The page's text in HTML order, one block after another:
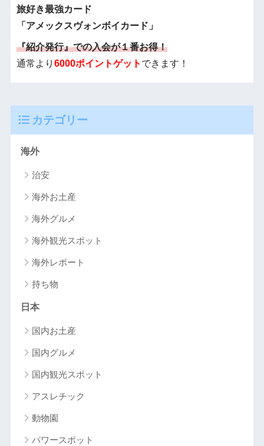
旅好き最強カード
「アメックスヴォンボイカード」
『紹介発行』での入会が１番お得！
通常より 6000ポイントゲット できます！
カテゴリー
海外
治安
海外お土産
海外グルメ
海外観光スポット
海外レポート
持ち物
日本
国内お土産
国内グルメ
国内観光スポット
アスレチック
動物園
パワースポット